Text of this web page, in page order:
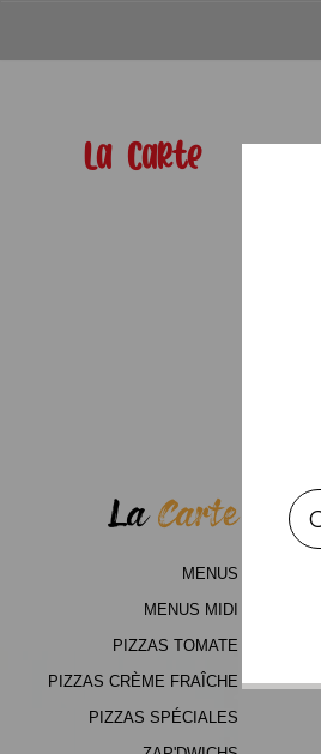
La Carte
LaCarte
MENUS
MENUS MIDI
PIZZAS TOMATE
PIZZAS CRÈME FRAÎCHE
PIZZAS SPÉCIALES